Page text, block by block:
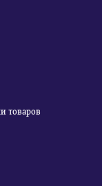
товаров